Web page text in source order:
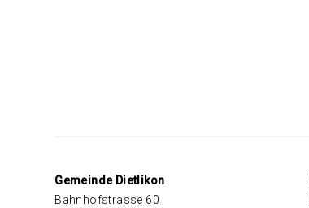
Gemeinde Dietlikon
Bahnhofstrasse 60